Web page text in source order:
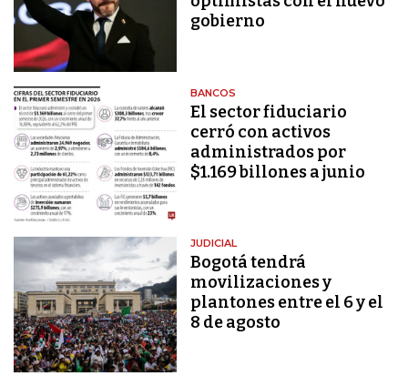
gobierno
BANCOS
El sector fiduciario
cerró con activos
administrados por
$1.169 billones a junio
JUDICIAL
Bogotá tendrá
movilizaciones y
plantones entre el 6 y el
8 de agosto